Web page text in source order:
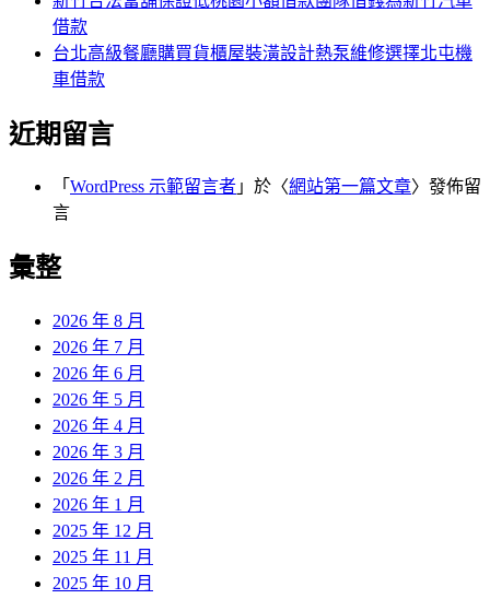
借款
台北高級餐廳購買貨櫃屋裝潢設計熱泵維修選擇北屯機
車借款
近期留言
「 WordPress 示範留言者 」於〈網站第一篇文章〉發佈留
言
彙整
2026 年 8 月
2026 年 7 月
2026 年 6 月
2026 年 5 月
2026 年 4 月
2026 年 3 月
2026 年 2 月
2026 年 1 月
2025 年 12 月
2025 年 11 月
2025 年 10 月